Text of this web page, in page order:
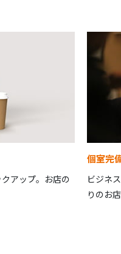
アップ。お店の
個室完
ビジネ
りのお